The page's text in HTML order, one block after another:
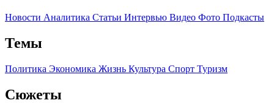
Новости Аналитика Статьи Интервью Видео Фото Подкасты
Темы
Политика Экономика Жизнь Культура Спорт Туризм
Сюжеты